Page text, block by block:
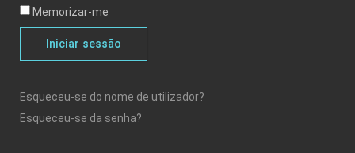
Memorizar-me
Iniciar sessão
Esqueceu-se do nome de utilizador?
Esqueceu-se da senha?